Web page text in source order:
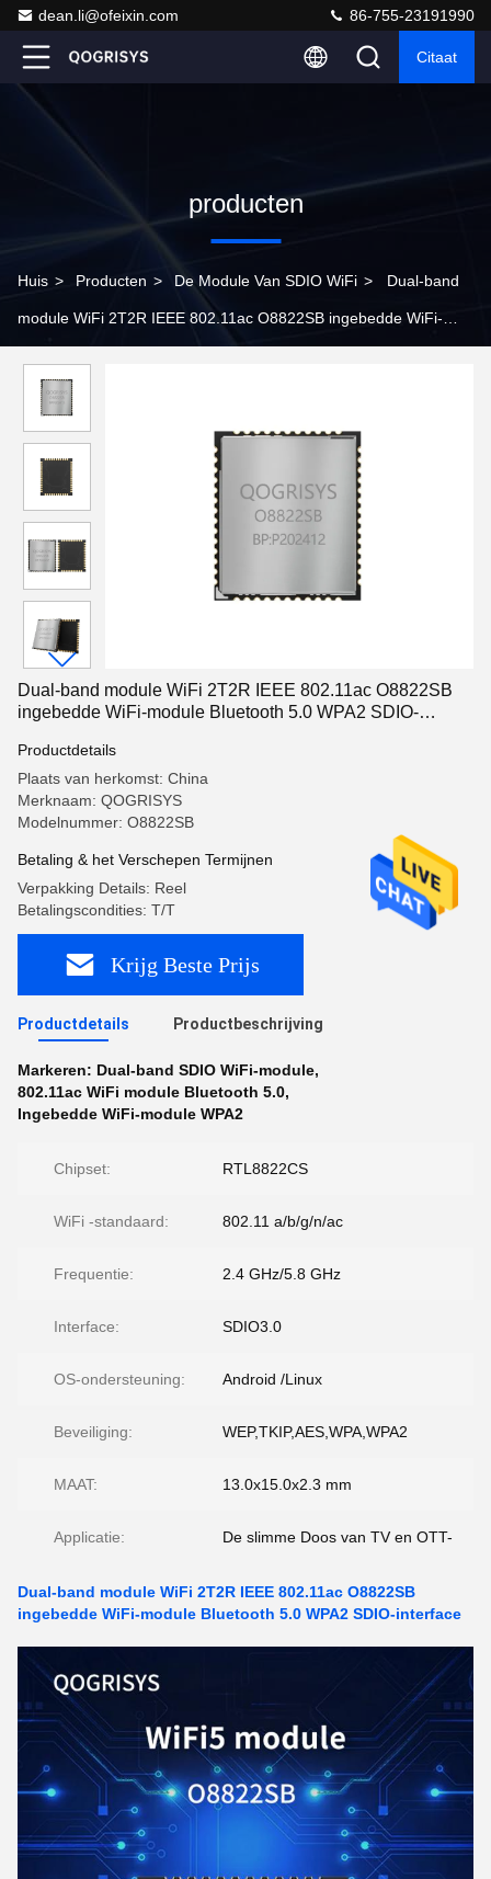
dean.li@ofeixin.com 86-755-23191990
Citaat
producten
Huis > Producten > De Module Van SDIO WiFi > Dual-band
module WiFi 2T2R IEEE 802.11ac O8822SB ingebedde WiFi-
Dual-band module WiFi 2T2R IEEE 802.11ac O8822SB
ingebedde WiFi-module Bluetooth 5.0 WPA2 SDIO-
Productdetails
Plaats van herkomst: China
Merknaam: QOGRISYS
Modelnummer: O8822SB
Betaling & het Verschepen Termijnen
Verpakking Details: Reel
Betalingscondities: T/T
Krijg Beste Prijs
Productdetails Productbeschrijving
Markeren: Dual-band SDIO WiFi-module,
802.11ac WiFi module Bluetooth 5.0,
Ingebedde WiFi-module WPA2
Chipset: RTL8822CS
WiFi -standaard: 802.11 a/b/g/n/ac
Frequentie: 2.4 GHz/5.8 GHz
Interface: SDIO3.0
OS-ondersteuning: Android /Linux
Beveiliging: WEP,TKIP,AES,WPA,WPA2
MAAT: 13.0x15.0x2.3 mm
Applicatie: De slimme Doos van TV en OTT-
Dual-band module WiFi 2T2R IEEE 802.11ac O8822SB
ingebedde WiFi-module Bluetooth 5.0 WPA2 SDIO-interface